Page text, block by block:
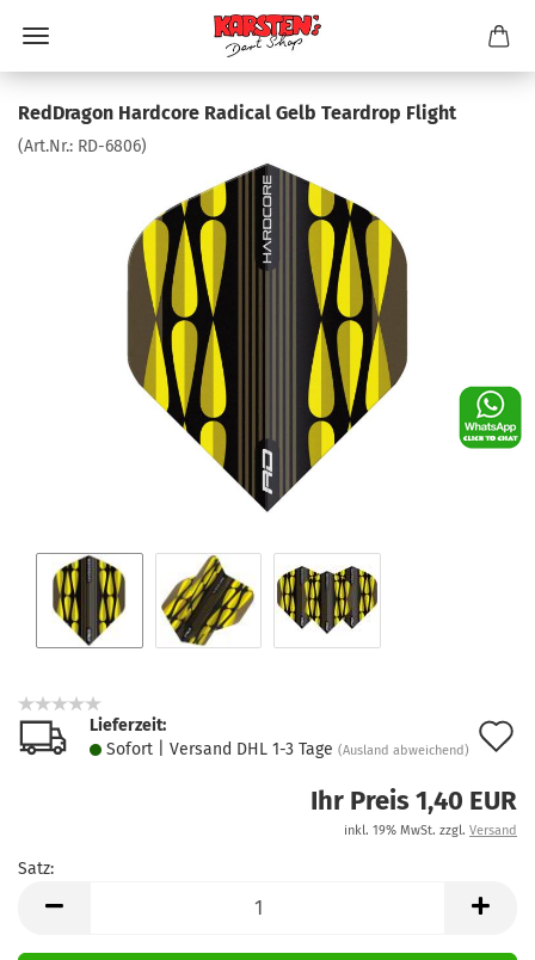
RedDragon Hardcore Radical Gelb Teardrop Flight
(Art.Nr.: RD-6806)
Lieferzeit:
Sofort | Versand DHL 1-3 Tage (Ausland abweichend)
Ihr Preis 1,40 EUR
inkl. 19% MwSt. zzgl. Versand
Satz: